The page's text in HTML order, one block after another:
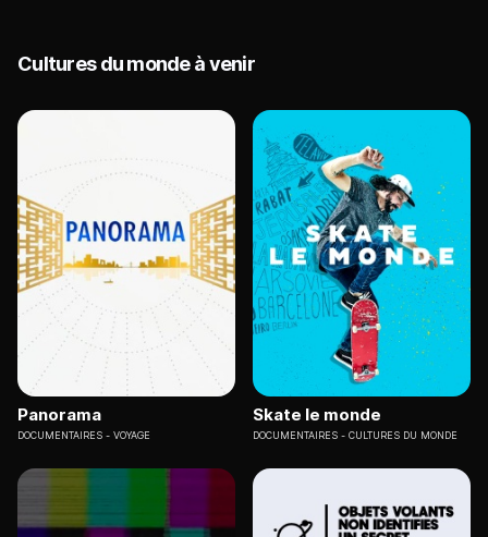
Cultures du monde à venir
Panorama
DOCUMENTAIRES VOYAGE
Skate le monde
DOCUMENTAIRES CULTURES DU MONDE